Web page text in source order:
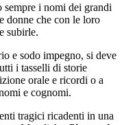
sempre i nomi dei grandi
donne che con le loro
subirle.
e sodo impegno, si deve
i tasselli di storie
orale e ricordi o a
e cognomi.
tragici ricadenti in una